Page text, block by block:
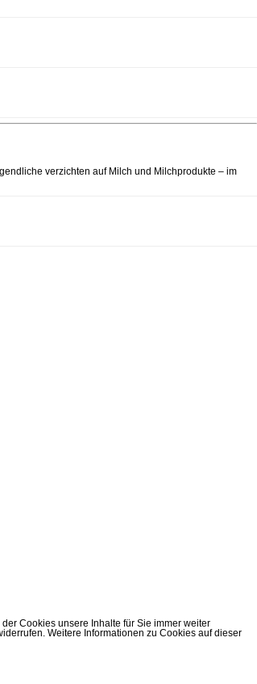
verzichten auf Milch und Milchprodukte – im
Cookies unsere Inhalte für Sie immer weiter
Weitere Informationen zu Cookies auf dieser